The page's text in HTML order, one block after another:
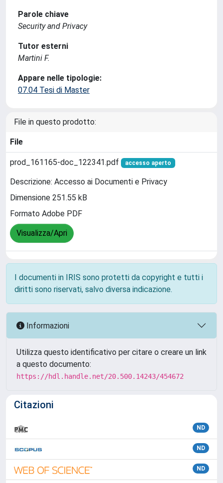
Parole chiave
Security and Privacy
Tutor esterni
Martini F.
Appare nelle tipologie:
07.04 Tesi di Master
File in questo prodotto:
File
prod_161165-doc_122341.pdf accesso aperto
Descrizione: Accesso ai Documenti e Privacy
Dimensione 251.55 kB
Formato Adobe PDF
Visualizza/Apri
I documenti in IRIS sono protetti da copyright e tutti i
diritti sono riservati, salvo diversa indicazione.
Informazioni
Utilizza questo identificativo per citare o creare un link
a questo documento:
https://hdl.handle.net/20.500.14243/454672
Citazioni
ND
ND
ND